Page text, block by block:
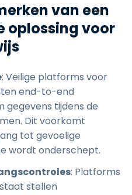
van een
oplossing voor
: Veilige platforms voor
end-to-end
gegevens tijdens de
Dit voorkomt
tot gevoelige
wordt onderschept.
: Platforms
stellen